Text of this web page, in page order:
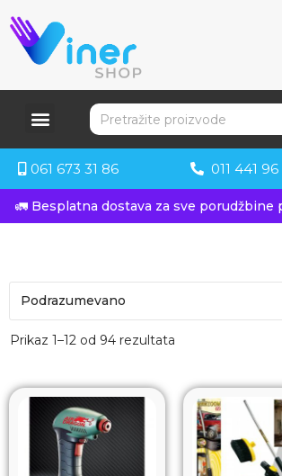
061 673 31 86 011 441
🚛 Besplatna dostava za sve porudžbine
Prikaz 1–12 od 94 rezultata